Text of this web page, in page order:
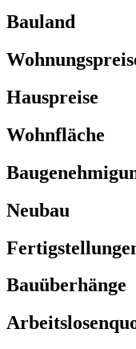
Bauland
Hauspreise
Wohnfläche
Neubau
Bauüberhänge